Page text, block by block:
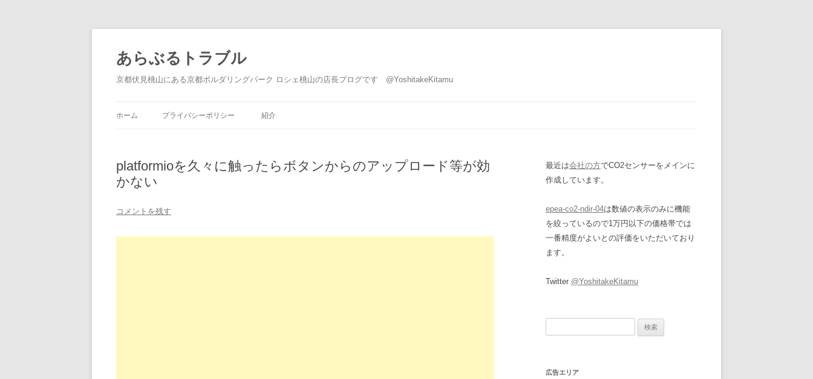
あらぶるトラブル
京都伏見桃山にある京都ボルダリングパーク ロシェ桃山の店長ブログです @YoshitakeKitamu
キ
ッ
ホーム プライバシーポリシー 紹介
platformioを久々に触ったらボタンからのアップロード等が効
かない
コメントを残す
最近は会社の方でCO2センサーをメインに
作成しています。
epea-co2-ndir-04は数値の表示のみに機能
を絞っているので1万円以下の価格帯では
一番精度がよいとの評価をいただいており
ます。
Twitter @YoshitakeKitamu
広告エリア